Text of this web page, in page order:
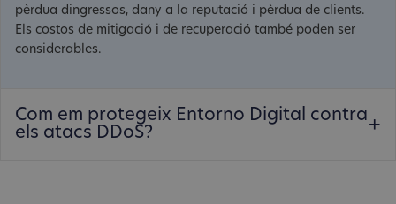
pèrdua dingressos, dany a la reputació i pèrdua de clients.
Els costos de mitigació i de recuperació també poden ser
considerables.
Com em protegeix Entorno Digital contra
els atacs DDoS?